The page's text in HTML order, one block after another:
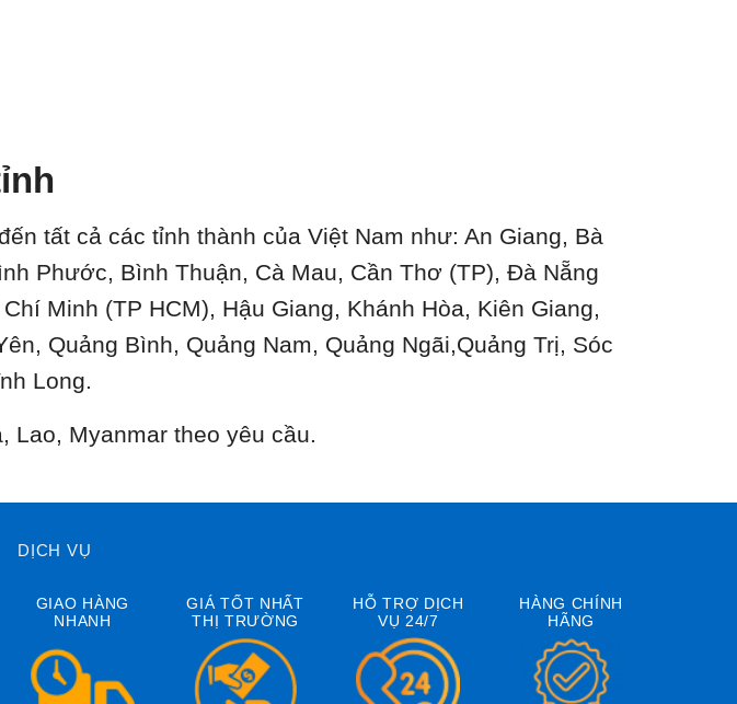
tất cả các tỉnh thành của Việt Nam như: An Giang, Bà
Phước, Bình Thuận, Cà Mau, Cần Thơ (TP), Đà Nẵng
Minh (TP HCM), Hậu Giang, Khánh Hòa, Kiên Giang,
Quảng Bình, Quảng Nam, Quảng Ngãi,Quảng Trị, Sóc
Long.
Lao, Myanmar theo yêu cầu.
DỊCH VỤ
GIAO HÀNG
NHANH
GIÁ TỐT NHẤT
THỊ TRƯỜNG
HỖ TRỢ DỊCH
VỤ 24/7
HÀNG CHÍNH
HÃNG